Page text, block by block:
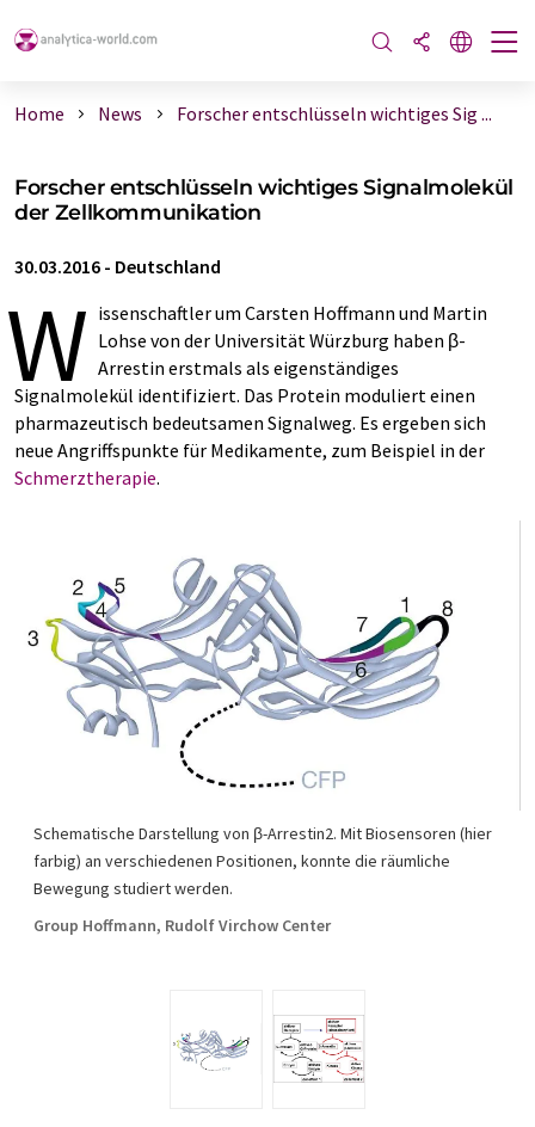
Home News Forscher entschlüsseln wichtiges Sig ...
Forscher entschlüsseln wichtiges Signalmolekül
der Zellkommunikation
30.03.2016 - Deutschland
W issenschaftler um Carsten Hoffmann und Martin
Lohse von der Universität Würzburg haben β-
Arrestin erstmals als eigenständiges
Signalmolekül identifiziert. Das Protein moduliert einen
pharmazeutisch bedeutsamen Signalweg. Es ergeben sich
neue Angriffspunkte für Medikamente, zum Beispiel in der
Schmerztherapie.
Schematische Darstellung von β-Arrestin2. Mit Biosensoren (hier
farbig) an verschiedenen Positionen, konnte die räumliche
Bewegung studiert werden.
Group Hoffmann, Rudolf Virchow Center